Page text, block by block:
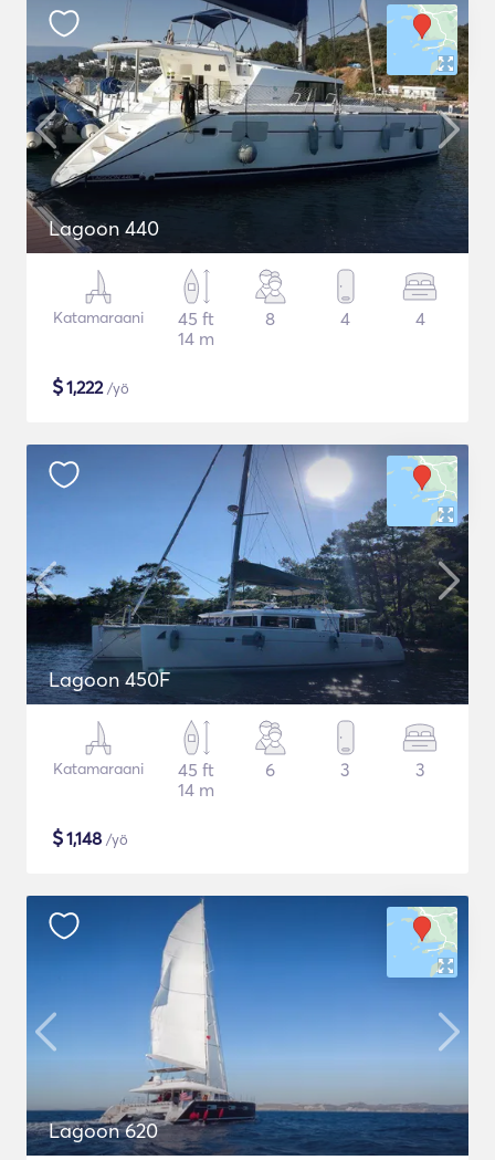
Lagoon 440
Katamaraani
45 ft
14 m
8 4 4
$1,222/yö
Lagoon 450F
Katamaraani
45 ft
14 m
6 3 3
$1,148 /yö
Lagoon 620